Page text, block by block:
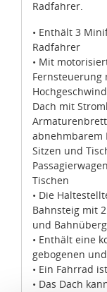
Radfahrer.
• Enthält 3
Radfahrer
• Mit
Fernsteuerung
Dach mit
abnehmbarem
Sitzen und
Tischen
• Die
Bahnsteig mit
und
• Enthält eine
gebogenen
• Ein Fahrrad
• Das Dach